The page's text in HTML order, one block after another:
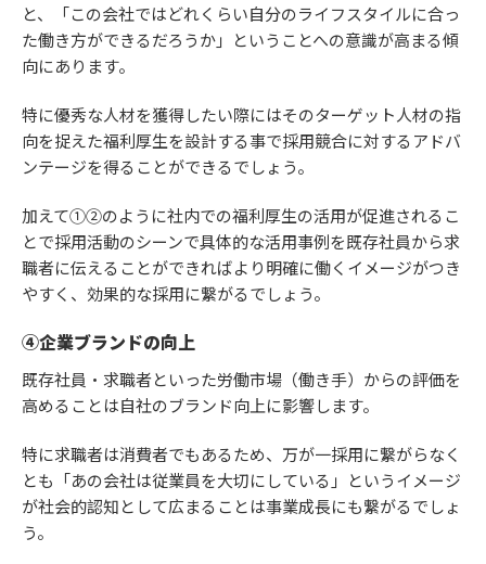
と、「この会社ではどれくらい自分のライフスタイルに合っ
た働き方ができるだろうか」ということへの意識が高まる傾
向にあります。
特に優秀な人材を獲得したい際にはそのターゲット人材の指
向を捉えた福利厚生を設計する事で採用競合に対するアドバ
ンテージを得ることができるでしょう。
加えて①②のように社内での福利厚生の活用が促進されるこ
とで採用活動のシーンで具体的な活用事例を既存社員から求
職者に伝えることができればより明確に働くイメージがつき
やすく、効果的な採用に繋がるでしょう。
④企業ブランドの向上
既存社員・求職者といった労働市場（働き手）からの評価を
高めることは自社のブランド向上に影響します。
特に求職者は消費者でもあるため、万が一採用に繋がらなく
とも「あの会社は従業員を大切にしている」というイメージ
が社会的認知として広まることは事業成長にも繋がるでしょ
う。